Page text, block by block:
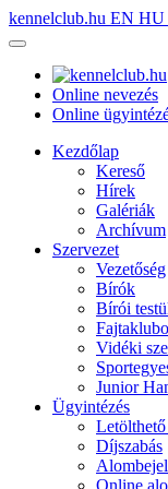
kennelclub.hu EN HU
Online nevezés
Online
Kezdőlap
Kereső
Hírek
Galériák
Archívum
Szervezet
Vezetőség
Bírók
Bírói
Vidéki
Junior
Ügyintézés
Díjszabás
Online